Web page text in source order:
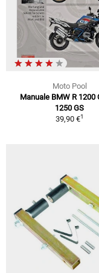
Moto Pool
Manuale BMW R 1200
1250 GS
39,90 €1